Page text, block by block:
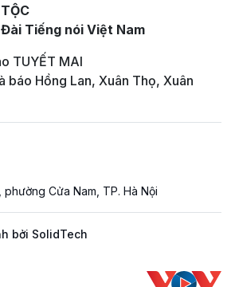
TỘC
Đài Tiếng nói Việt Nam
TUYẾT MAI
báo Hồng Lan, Xuân Thọ, Xuân
Cửa Nam, TP. Hà Nội
bởi SolidTech